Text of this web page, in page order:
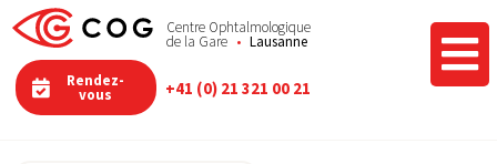
Centre Ophtalmologique
de la Gare Lausanne
Rendez-
vous +41 (0) 21 321 00 21